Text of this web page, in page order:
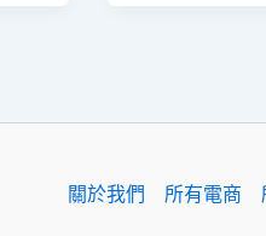
關於我們 所有電商